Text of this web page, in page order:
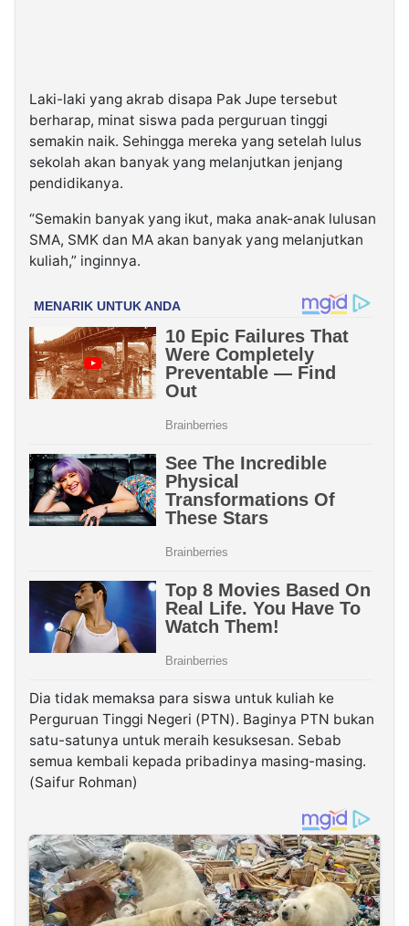
Laki-laki yang akrab disapa Pak Jupe tersebut
berharap, minat siswa pada perguruan tinggi
semakin naik. Sehingga mereka yang setelah lulus
sekolah akan banyak yang melanjutkan jenjang
pendidikanya.
“Semakin banyak yang ikut, maka anak-anak lulusan
SMA, SMK dan MA akan banyak yang melanjutkan
kuliah,” inginnya.
Dia tidak memaksa para siswa untuk kuliah ke
Perguruan Tinggi Negeri (PTN). Baginya PTN bukan
satu-satunya untuk meraih kesuksesan. Sebab
semua kembali kepada pribadinya masing-masing.
(Saifur Rohman)